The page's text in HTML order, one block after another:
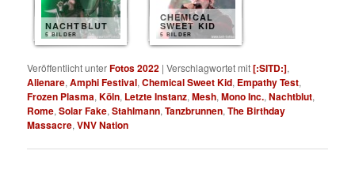
NACHTBLUT
5 BILDER
CHEMICAL
SWEET KID
5 BILDER
Veröffentlicht unterFotos 2022 |Verschlagwortet mit[:SITD:],
Alienare,Amphi Festival,Chemical Sweet Kid, Empathy Test,
Frozen Plasma,Köln, Letzte Instanz,Mesh,Mono Inc.,Nachtblut,
Rome,Solar Fake,Stahlmann,Tanzbrunnen,The Birthday
Massacre,VNV Nation